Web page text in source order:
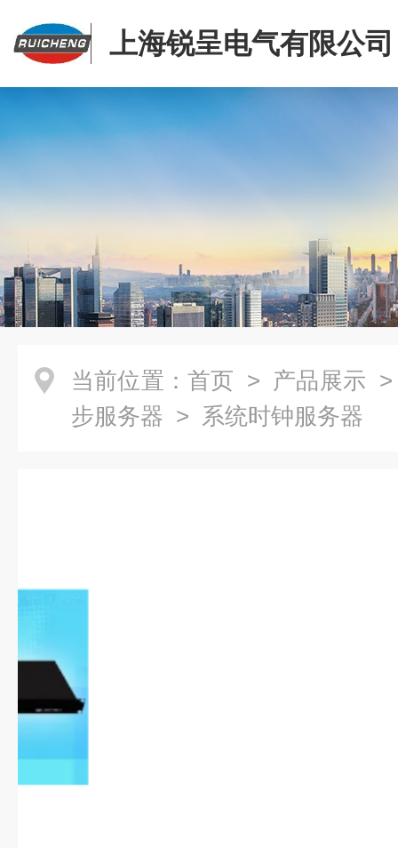
上海锐呈电气有限公司
当前位置： 首页 > 产品展示
步服务器 > 系统时钟服务器